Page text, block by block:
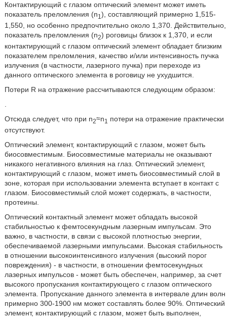
Контактирующий с глазом оптический элемент может иметь
показатель преломления (n1 ), составляющий примерно 1,515-
1,550, но особенно предпочтительно около 1,370. Действительно,
показатель преломления (n2) роговицы близок к 1,370, и если
контактирующий с глазом оптический элемент обладает близким
показателем преломления, качество и/или интенсивность пучка
излучения (в частности, лазерного пучка) при переходе из
данного оптического элемента в роговицу не ухудшится.
Потери R на отражение рассчитываются следующим образом:
Отсюда следует, что при n2≈n1
потери на отражение практически
отсутствуют.
Оптический элемент, контактирующий с глазом, может быть
биосовместимым. Биосовместимые материалы не оказывают
никакого негативного влияния на глаз. Оптический элемент,
контактирующий с глазом, может иметь биосовместимый слой в
зоне, которая при использовании элемента вступает в контакт с
глазом. Биосовместимый слой может содержать, в частности,
протеины.
Оптический контактный элемент может обладать высокой
стабильностью к фемтосекундным лазерным импульсам. Это
важно, в частности, в связи с высокой плотностью энергии,
обеспечиваемой лазерными импульсами. Высокая стабильность
в отношении высокоинтенсивного излучения (высокий порог
повреждения) - в частности, в отношении фемтосекундных
лазерных импульсов - может быть обеспечен, например, за счет
высокого пропускания контактирующего с глазом оптического
элемента. Пропускание данного элемента в интервале длин волн
примерно 300-1900 нм может составлять более 90%. Оптический
элемент, контактирующий с глазом, может быть выполнен,